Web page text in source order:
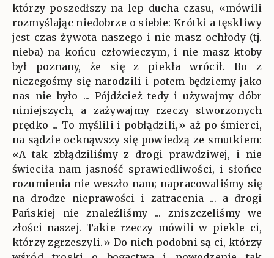
którzy poszedłszy na lep ducha czasu, «mówili
rozmyślając niedobrze o siebie: Krótki a tęskliwy
jest czas żywota naszego i nie masz ochłody (tj.
nieba) na końcu człowieczym, i nie masz ktoby
był poznany, że się z piekła wrócił. Bo z
niczegośmy się narodzili i potem będziemy jako
nas nie było ... Pójdźcież tedy i używajmy dóbr
niniejszych, a zażywajmy rzeczy stworzonych
prędko ... To myślili i pobłądzili,» aż po śmierci,
na sądzie ocknąwszy się powiedzą ze smutkiem:
«A tak zbłądziliśmy z drogi prawdziwej, i nie
świeciła nam jasność sprawiedliwości, i słońce
rozumienia nie weszło nam; napracowaliśmy się
na drodze nieprawości i zatracenia ... a drogi
Pańskiej nie znaleźliśmy ... zniszczeliśmy we
złości naszej. Takie rzeczy mówili w piekle ci,
którzy zgrzeszyli.» Do nich podobni są ci, którzy